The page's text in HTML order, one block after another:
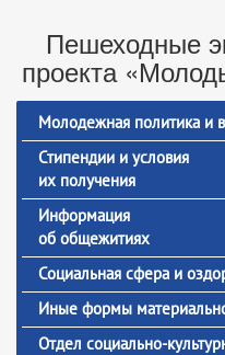
Пешеходные
проекта
Молодежная политика и
Стипендии и условия
их получения
Информация
об общежитиях
Социальная сфера и
Иные формы
Отдел социально-